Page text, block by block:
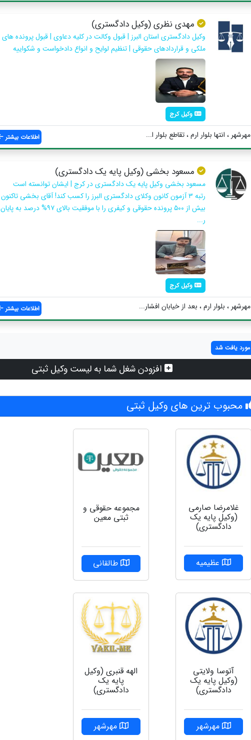
مهدی نظری (وکیل دادگستری)
وکیل دادگستری استان البرز | قبول وکالت در کلیه دعاوی | قبول پرونده های
ملکی و قراردادهای حقوقی | تنظیم لوایح و انواع دادخواست و شکواییه
وکیل کرج
مهرشهر ، انتها بلوار ارم ، تقاطع بلوار ا... اطلاعات بیشتر
مسعود بخشی (وکیل پایه یک دادگستری)
مسعود بخشی وکیل پایه یک دادگستری در کرج | ایشان توانسته است
رتبه ۳ آزمون کانون وکلای دادگستری البرز را کسب کند! آقای بخشی تاکنون
بیش از ۵۰۰ پرونده حقوقی و کیفری را با موفقیت بالای ۹۷% درصد به پایان
ر...
وکیل کرج
مهرشهر ، بلوار ارم ، بعد از خیابان افشار... اطلاعات بیشتر
افزودن شغل شما به لیست وکیل ثبتی
محبوب ترین های وکیل ثبتی
غلامرضا صارمی
(وکیل پایه یک
دادگستری)
عظیمیه
مجموعه حقوقی و
ثبتی معین
طالقانی
آتوسا ولایتی
(وکیل پایه یک
دادگستری)
مهرشهر
الهه قنبری (وکیل
پایه یک
دادگستری)
مهرشهر